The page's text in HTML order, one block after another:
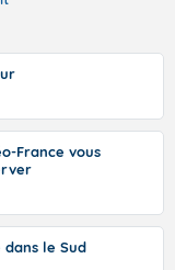
France vous
le Sud